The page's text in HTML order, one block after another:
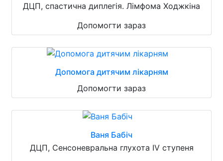
ДЦП, спастична диплегія. Лімфома Ходжкіна
Допомогти зараз
Допомога дитячим лікарням
Допомогти зараз
Ваня Бабіч
ДЦП, Сенсоневральна глухота IV ступеня